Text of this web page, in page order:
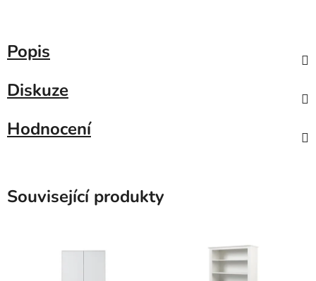
Popis
Diskuze
Hodnocení
Související produkty